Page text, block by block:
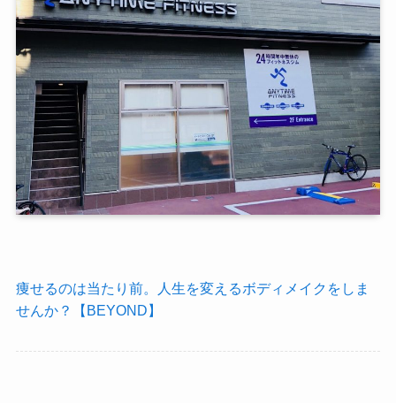
痩せるのは当たり前。人生を変えるボディメイクをしま
せんか？【BEYOND】